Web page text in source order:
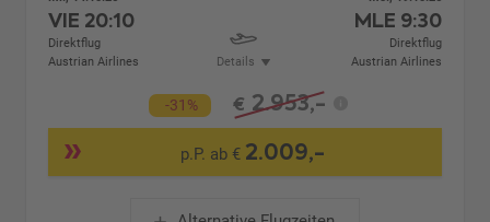
VIE 20:10
Direktflug
Austrian Airlines
Details
MLE 9:30
Direktflug
Austrian Airlines
-31% € 2.953,-
p.P. ab € 2.009,-